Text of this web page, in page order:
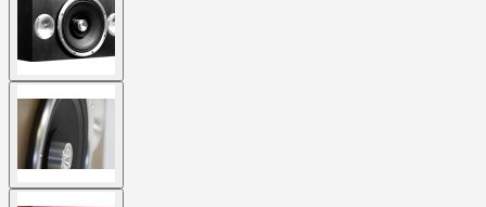
image
larger
image